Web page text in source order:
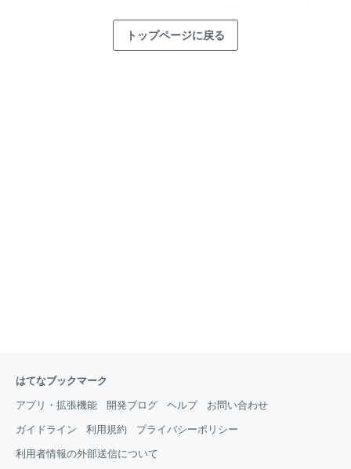
トップページに戻る
はてなブックマーク
アプリ・拡張機能 開発ブログ ヘルプ お問い合わせ
ガイドライン 利用規約 プライバシーポリシー
利用者情報の外部送信について